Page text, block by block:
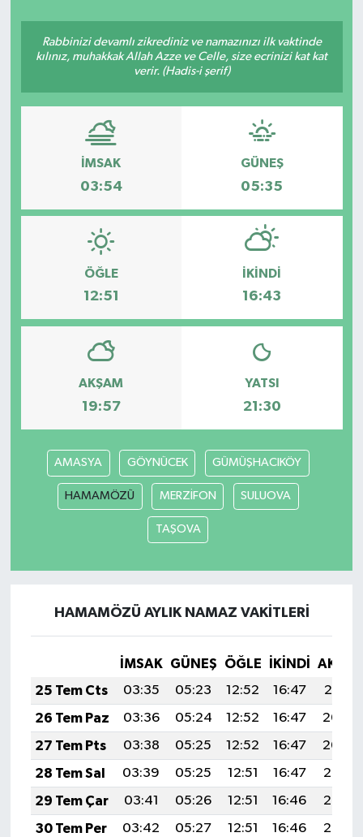
Rabbinizi devamlı zikrediniz ve namazınızı ilk vaktinde
kılınız, muhakkak Allah Azze ve Celle, size ecrinizi kat kat
verir. (Hadis-i şerif)
İMSAK
03:54
GÜNEŞ
05:35
ÖĞLE
12:51
İKINDI
16:43
AKŞAM
19:57
YATSI
21:30
AMASYA GÖYNÜCEK GÜMÜŞHACIKÖY
HAMAMÖZÜ MERZİFON SULUOVA
TAŞOVA
HAMAMÖZÜ AYLIK NAMAZ VAKITLERI
İMSAK GÜNEŞ ÖĞLE İKINDI
25 Tem Cts
03:35 05:23 12:52 16:47
20:10
26 Tem Paz
03:36 05:24 12:52 16:47
20:09
27 Tem Pts
03:38 05:25 12:52 16:47
20:09
28 Tem Sal
03:39 05:25 12:51 16:47
20:08
29 Tem Çar
03:41 05:26 12:51 16:46
20:07
30 Tem Per
03:42 05:27 12:51 16:46
20:06
EĞİTİM
EKONOMİ
English News
Finans
Flaş Haber
Gayrimenkul
GENEL
Güvenlik
İş Dünyası
Kadın
KÜLTÜR SANAT
MAGAZİN
Otomobil